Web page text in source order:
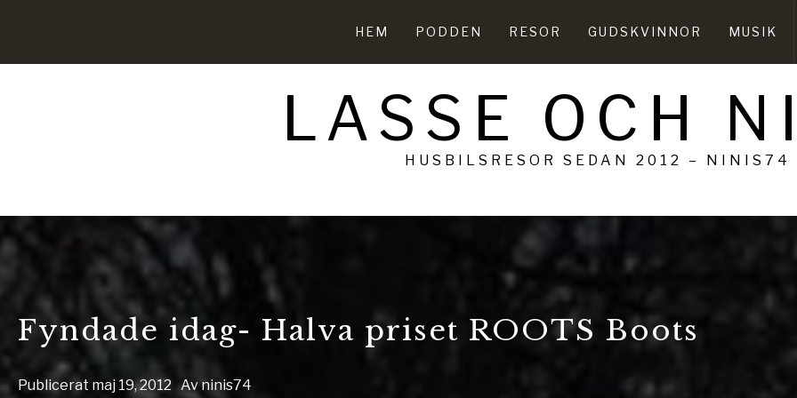
HEM PODDEN RESOR GUDSKVINNOR MUSIK
LASSE OCH
HUSBILSRESOR SEDAN 2012 – NINIS74
Fyndade idag- Halva priset ROOTS Boots
Publicerat maj 19, 2012 Avninis74